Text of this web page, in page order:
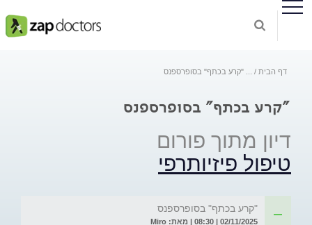
דף הבית "קרע בכתף" בסופרספנס
"קרע בכתף" בסופרספנס
דיון מתוך פורום
טיפול פיזיותרפי
"קרע בכתף" בסופרספנס
02/11/2025 | 08:30 | מאת: Miro